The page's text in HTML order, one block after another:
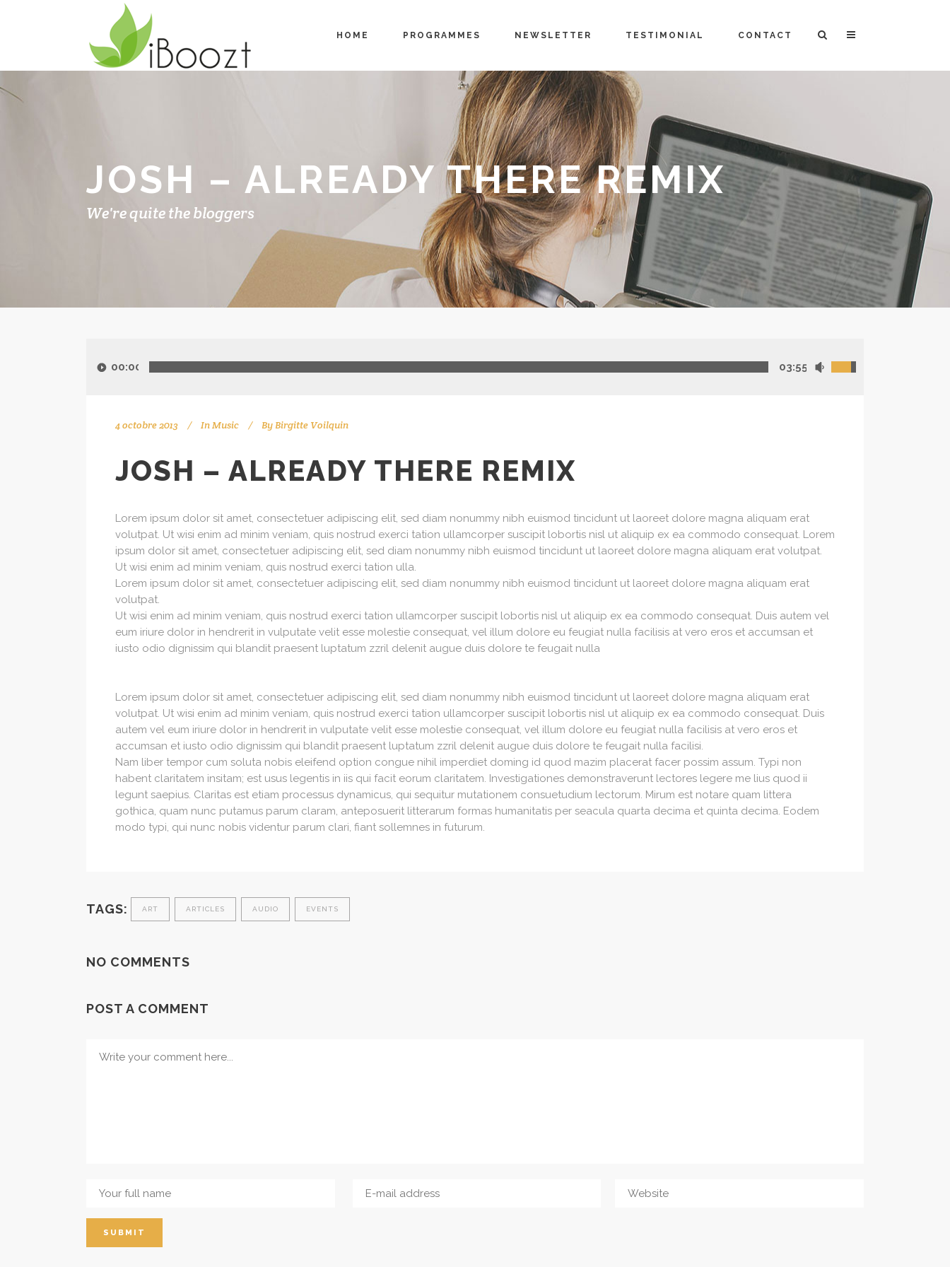
HOME PROGRAMMES NEWSLETTER TESTIMONIAL CONTACT
JOSH – ALREADY THERE REMIX
We're quite the bloggers
00:00 03:55
4 octobre 2013 InMusic By Birgitte Voilquin
JOSH – ALREADY THERE REMIX
Lorem ipsum dolor sit amet, consectetuer adipiscing elit, sed diam nonummy nibh euismod tincidunt ut laoreet dolore magna aliquam erat
volutpat. Ut wisi enim ad minim veniam, quis nostrud exerci tation ullamcorper suscipit lobortis nisl ut aliquip ex ea commodo consequat. Lorem
ipsum dolor sit amet, consectetuer adipiscing elit, sed diam nonummy nibh euismod tincidunt ut laoreet dolore magna aliquam erat volutpat.
Ut wisi enim ad minim veniam, quis nostrud exerci tation ulla.
Lorem ipsum dolor sit amet, consectetuer adipiscing elit, sed diam nonummy nibh euismod tincidunt ut laoreet dolore magna aliquam erat
volutpat.
Ut wisi enim ad minim veniam, quis nostrud exerci tation ullamcorper suscipit lobortis nisl ut aliquip ex ea commodo consequat. Duis autem vel
eum iriure dolor in hendrerit in vulputate velit esse molestie consequat, vel illum dolore eu feugiat nulla facilisis at vero eros et accumsan et
iusto odio dignissim qui blandit praesent luptatum zzril delenit augue duis dolore te feugait nulla
Lorem ipsum dolor sit amet, consectetuer adipiscing elit, sed diam nonummy nibh euismod tincidunt ut laoreet dolore magna aliquam erat
volutpat. Ut wisi enim ad minim veniam, quis nostrud exerci tation ullamcorper suscipit lobortis nisl ut aliquip ex ea commodo consequat. Duis
autem vel eum iriure dolor in hendrerit in vulputate velit esse molestie consequat, vel illum dolore eu feugiat nulla facilisis at vero eros et
accumsan et iusto odio dignissim qui blandit praesent luptatum zzril delenit augue duis dolore te feugait nulla facilisi.
Nam liber tempor cum soluta nobis eleifend option congue nihil imperdiet doming id quod mazim placerat facer possim assum. Typi non
habent claritatem insitam; est usus legentis in iis qui facit eorum claritatem. Investigationes demonstraverunt lectores legere me lius quod ii
legunt saepius. Claritas est etiam processus dynamicus, qui sequitur mutationem consuetudium lectorum. Mirum est notare quam littera
gothica, quam nunc putamus parum claram, anteposuerit litterarum formas humanitatis per seacula quarta decima et quinta decima. Eodem
modo typi, qui nunc nobis videntur parum clari, fiant sollemnes in futurum.
TAGS: ART ARTICLES AUDIO EVENTS
NO COMMENTS
POST A COMMENT